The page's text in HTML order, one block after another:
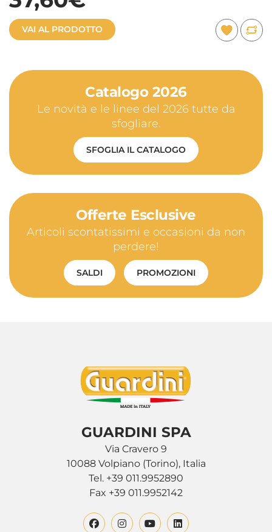
VAI AL PRODOTTO
Catalogo 2026
Le novità e le linee del 2026 tutte da
sfogliare.
SFOGLIA IL CATALOGO
Offerte Esclusive
Articoli scontatissimi e occasioni da non
perdere!
SALDI PROMOZIONI
GUARDINI SPA
Via Cravero 9
10088 Volpiano (Torino), Italia
Tel. +39 011.9952890
Fax +39 011.9952142